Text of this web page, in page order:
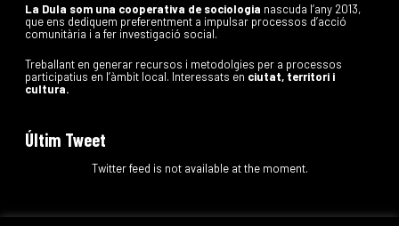
La Dula som una cooperativa de sociologia nascuda l’any 2013,
que ens dediquem preferentment a impulsar processos d’acció
comunitària i a fer investigació social.
Treballant en generar recursos i metodolgies per a processos
participatius en l’àmbit local. Interessats en ciutat, territori i
cultura.
Últim Tweet
Twitter feed is not available at the moment.